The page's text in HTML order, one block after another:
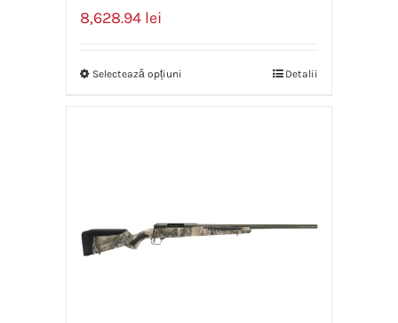
8,628.94 lei
Selectează opțiuni Detalii